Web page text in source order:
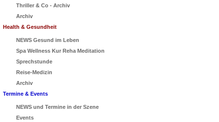
Thriller & Co - Archiv
Archiv
Health & Gesundheit
NEWS Gesund im Leben
Spa Wellness Kur Reha Meditation
Sprechstunde
Reise-Medizin
Archiv
Termine & Events
NEWS und Termine in der Szene
Events